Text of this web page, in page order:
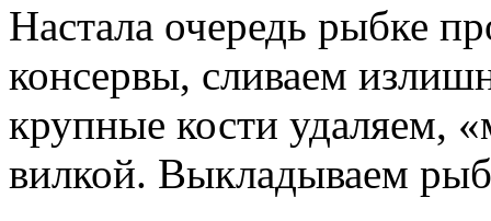
Настала очередь рыбке
консервы, сливаем
крупные кости удаляем,
вилкой. Выкладываем